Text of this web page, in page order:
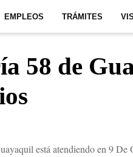
EMPLEOS TRÁMITES
58 de
está atendiendo en 9